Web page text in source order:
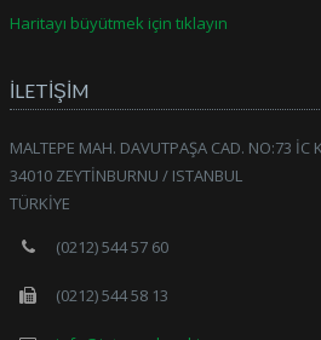
Haritayı büyütmek için tıklayın
İLETİŞİM
MALTEPE MAH. DAVUTPAŞA CAD. NO:73 İC
34010 ZEYTİNBURNU / ISTANBUL
TÜRKİYE
(0212) 544 57 60
(0212) 544 58 13